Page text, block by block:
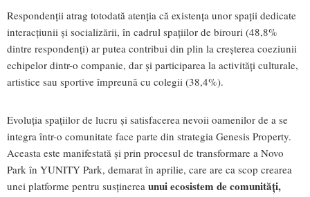
Respondenții atrag totodată atenția că existența unor spații dedicate
interacțiunii și socializării, în cadrul spațiilor de birouri (48,8%
dintre respondenți) ar putea contribui din plin la creșterea coeziunii
echipelor dintr-o companie, dar și participarea la activități culturale,
artistice sau sportive împreună cu colegii (38,4%).
Evoluția spațiilor de lucru și satisfacerea nevoii oamenilor de a se
integra într-o comunitate face parte din strategia Genesis Property.
Aceasta este manifestată și prin procesul de transformare a Novo
Park în YUNITY Park, demarat în aprilie, care are ca scop crearea
unei platforme pentru susținerea unui ecosistem de comunități,